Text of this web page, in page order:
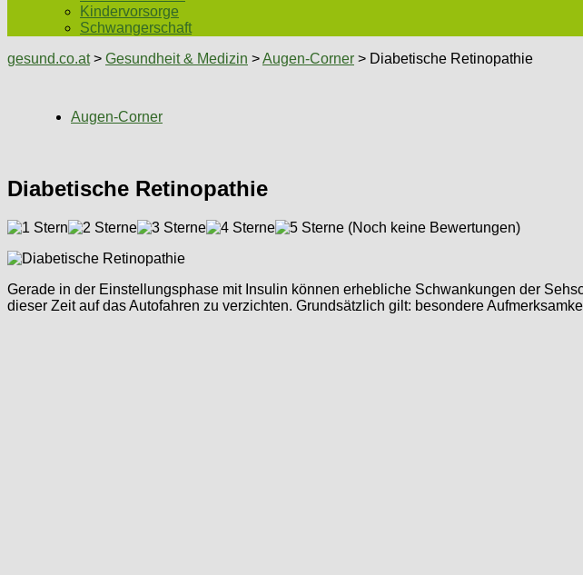
Kindervorsorge
Schwangerschaft
gesund.co.at> Gesundheit & Medizin >Augen-Corner > Diabetische Retinopathie
Augen-Corner
Diabetische Retinopathie
(Noch keine Bewertungen)
Gerade in der Einstellungsphase mit Insulin können erhebliche Schwankungen der
dieser Zeit auf das Autofahren zu verzichten. Grundsätzlich gilt: besondere